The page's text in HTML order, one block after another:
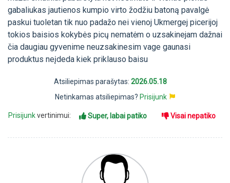
gabaliukas jautienos kumpio virto žodžiu batoną pavalgė
paskui tuoletan tik nuo padažo nei vienoj Ukmergej picerijoj
tokios baisios kokybės picų nematėm o uzsakinejam dažnai
čia daugiau gyvenime neuzsakinesim vage gaunasi
produktus neįdeda kiek priklauso baisu
Atsiliepimas parašytas: 2026.05.18
Netinkamas atsiliepimas? Prisijunk
Prisijunkvertinimui: Super, labai patiko Visai nepatiko